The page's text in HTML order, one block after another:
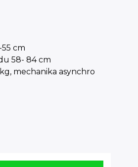
cm
58- 84 cm
mechanika asynchro